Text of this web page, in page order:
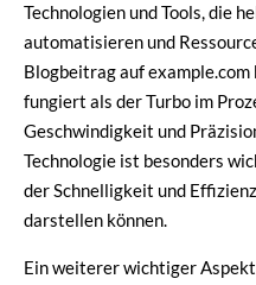
Technologien und Tools, die
automatisieren und
Blogbeitrag auf example.com
fungiert als der Turbo im
Geschwindigkeit und
Technologie ist besonders
der Schnelligkeit und
darstellen können.
Ein weiterer wichtiger